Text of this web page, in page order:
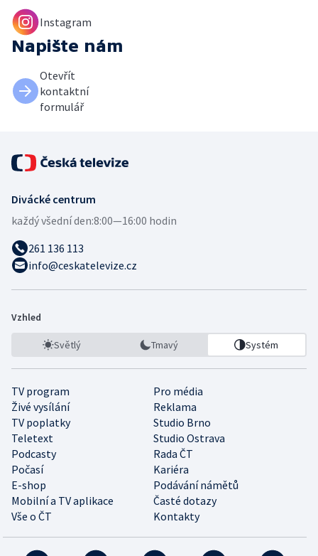
Instagram
Napište nám
Otevřít
kontaktní
formulář
Divácké centrum
každý všední den:8:00—16:00 hodin
261 136 113
info@ceskatelevize.cz
Vzhled
Světlý Tmavý Systém
TV program
Pro média
Živé vysílání
Reklama
TV poplatky
Studio Brno
Teletext
Studio Ostrava
Podcasty
Rada ČT
Počasí
Kariéra
E-shop
Podávání námětů
Mobilní a TV aplikace
Časté dotazy
Vše o ČT
Kontakty